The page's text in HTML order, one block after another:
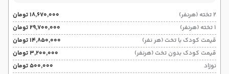
2 تخته (هرنفر)
۱۸٬۶۷۰٬۰۰۰ تومان
1 تخته (هرنفر)
۲۹٬۷۰۰٬۰۰۰ تومان
قیمت کودک با تخت (هر نفر)
۱۴٬۸۵۰٬۰۰۰ تومان
قیمت کودک بدون تخت (هرنفر)
۳٬۲۰۰٬۰۰۰ تومان
نوزاد
۵۰۰٬۰۰۰ تومان